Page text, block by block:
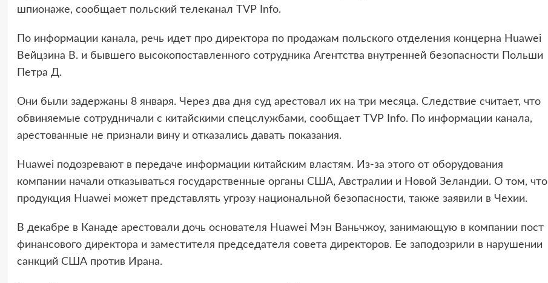
шпионаже, сообщает польский телеканал TVP Info.
По информации канала, речь идет про директора по продажам польского отделения концерна Huawei
Вейцзина В. и бывшего высокопоставленного сотрудника Агентства внутренней безопасности Польши
Петра Д.
Они были задержаны 8 января. Через два дня суд арестовал их на три месяца. Следствие считает, что
обвиняемые сотрудничали с китайскими спецслужбами, сообщает TVP Info. По информации канала,
арестованные не признали вину и отказались давать показания.
Huawei подозревают в передаче информации китайским властям. Из-за этого от оборудования
компании начали отказываться государственные органы США, Австралии и Новой Зеландии. О том, что
продукция Huawei может представлять угрозу национальной безопасности, также заявили в Чехии.
В декабре в Канаде арестовали дочь основателя Huawei Мэн Ваньчжоу, занимающую в компании пост
финансового директора и заместителя председателя совета директоров. Ее заподозрили в нарушении
санкций США против Ирана.